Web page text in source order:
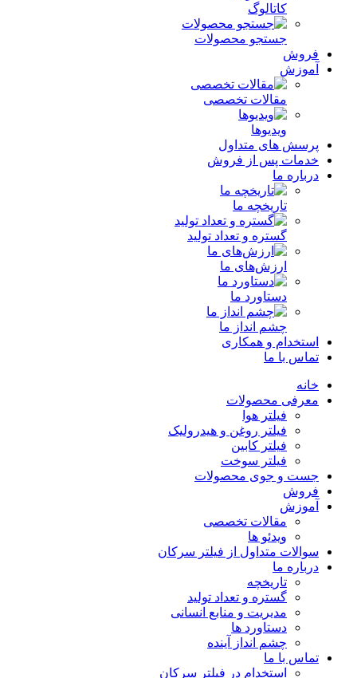
کاتالوگ
جستجو محصولات
فروش
آموزش
مقالات تخصصی
ویدیوها
پرسش های متداول
خدمات پس از فروش
درباره ما
تاریخچه ما
گستره و تعداد تولید
ارزش‌های ما
دستاورد ما
چشم انداز ما
استخدام و همکاری
تماس با ما
خانه
معرفی محصولات
فیلتر هوا
فیلتر روغن و هیدرولیک
فیلتر کابین
فیلتر سوخت
جست و جوی محصولات
فروش
آموزش
مقالات تخصصی
ویدئو ها
سوالات متداول از فیلتر سرکان
درباره ما
تاریخچه
گستره و تعداد تولید
مدیریت و منابع انسانی
دستاورد ها
چشم انداز آینده
تماس با ما
استخدام در فیلتر سرکان